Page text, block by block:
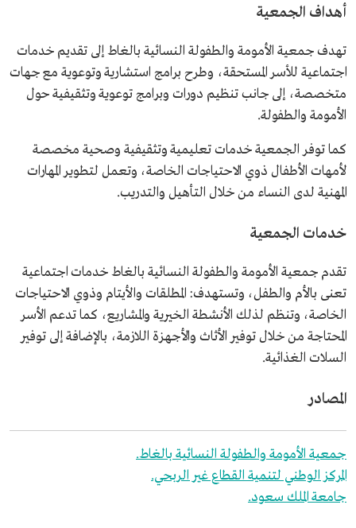
أهداف الجمعية
تهدف جمعية الأمومة والطفولة النسائية بالغاط إلى تقديم خدمات
اجتماعية للأسر المستحقة، وطرح برامج استشارية وتوعوية مع جهات
متخصصة، إلى جانب تنظيم دورات وبرامج توعوية وتثقيفية حول
الأمومة والطفولة.
كما توفر الجمعية خدمات تعليمية وتثقيفية وصحية مخصصة
لأمهات الأطفال ذوي الاحتياجات الخاصة، وتعمل لتطوير المهارات
المهنية لدى النساء من خلال التأهيل والتدريب.
خدمات الجمعية
تقدم جمعية الأمومة والطفولة النسائية بالغاط خدمات اجتماعية
تعنى بالأم والطفل، وتستهدف: المطلقات والأيتام وذوي الاحتياجات
الخاصة، وتنظم لذلك الأنشطة الخيرية والمشاريع، كما تدعم الأسر
المحتاجة من خلال توفير الأثاث والأجهزة اللازمة، بالإضافة إلى توفير
السلات الغذائية.
المصادر
جمعية الأمومة والطفولة النسائية بالغاط.
المركز الوطني لتنمية القطاع غير الربحي.
جامعة الملك سعود.